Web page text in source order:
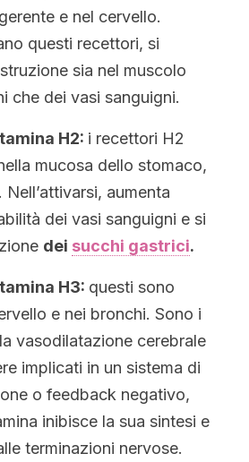
e nel cervello.
questi recettori, si
sia nel muscolo
che dei vasi sanguigni.
H2: i recettori H2
mucosa dello stomaco,
aumenta
dei vasi sanguigni e si
dei succhi gastrici.
H3: questi sono
e nei bronchi. Sono i
vasodilatazione cerebrale
implicati in un sistema di
o feedback negativo,
inibisce la sua sintesi e
terminazioni nervose.